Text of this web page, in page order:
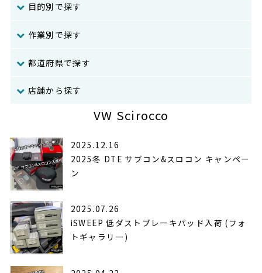
目的別で探す
作業別で探す
都道府県で探す
店舗から探す
VW Scirocco
2025.12.16
2025冬 DTE サブコン&スロコン キャンペー
ン
2025.07.26
iSWEEP 低ダストブレーキパッド入荷 (フォ
トギャラリー)